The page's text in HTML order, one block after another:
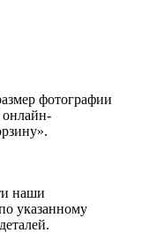
фотографии
онлайн-
наши
указанному